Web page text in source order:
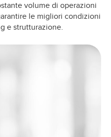
volume di operazioni
le migliori condizioni
e strutturazione.